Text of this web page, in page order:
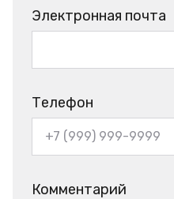
Электронная почта
Телефон
Комментарий